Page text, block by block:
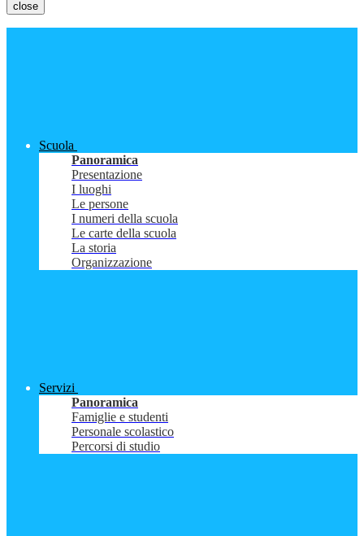
close
Scuola
Panoramica
Presentazione
I luoghi
Le persone
I numeri della scuola
Le carte della scuola
La storia
Organizzazione
Servizi
Panoramica
Famiglie e studenti
Personale scolastico
Percorsi di studio